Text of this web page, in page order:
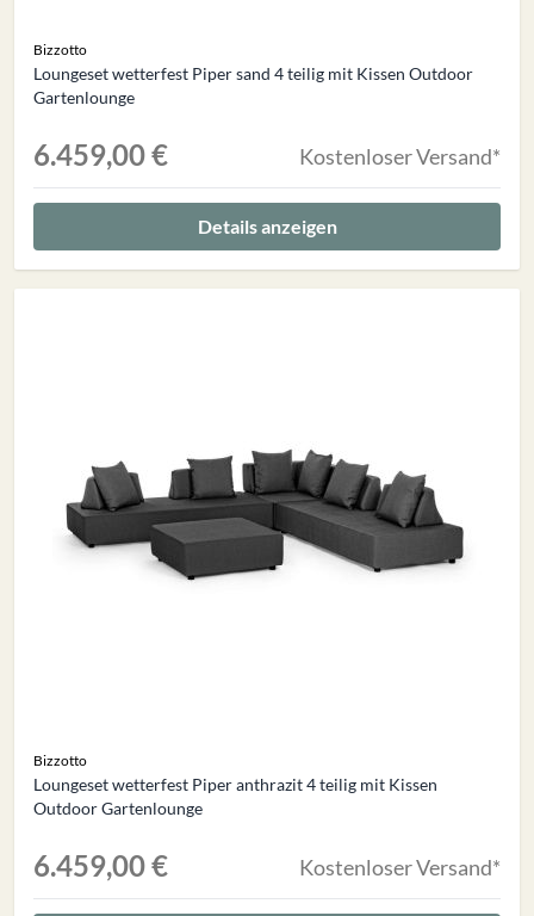
Bizzotto
Loungeset wetterfest Piper sand 4 teilig mit Kissen Outdoor
Gartenlounge
6.459,00 € Kostenloser Versand*
Details anzeigen
Bizzotto
Loungeset wetterfest Piper anthrazit 4 teilig mit Kissen
Outdoor Gartenlounge
6.459,00 € Kostenloser Versand*